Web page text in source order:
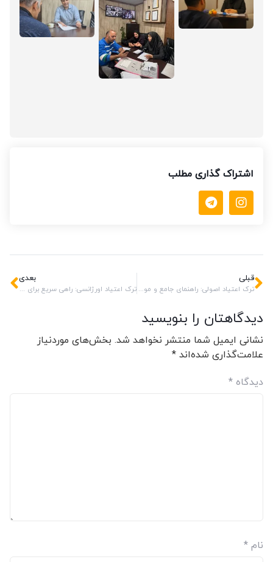
اشتراک گذاری مطلب
قبلی
ترک اعتیاد اصولی: راهنمای جامع و موثر برای رهایی از وابستگی
بعدی
ترک اعتیاد اورژانسی: راهی سریع برای رهایی از دام اعتیاد
دیدگاهتان را بنویسید
نشانی ایمیل شما منتشر نخواهد شد. بخش‌های موردنیاز
علامت‌گذاری شده‌اند *
دیدگاه *
نام *